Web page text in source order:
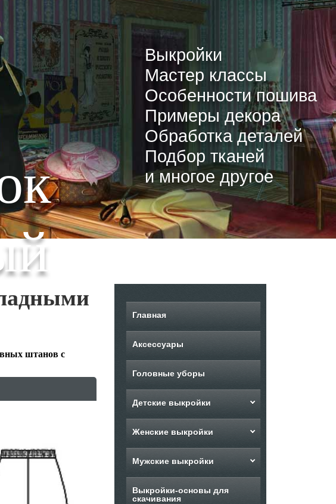
Выкройки
Мастер классы
Особенности пошива
Примеры декора
Обработка деталей
Подбор тканей
и многое другое
штанов с
Главная
Аксессуары
Головные уборы
Детские выкройки
Женские выкройки
Мужские выкройки
Выкройки-основы для
скачивания